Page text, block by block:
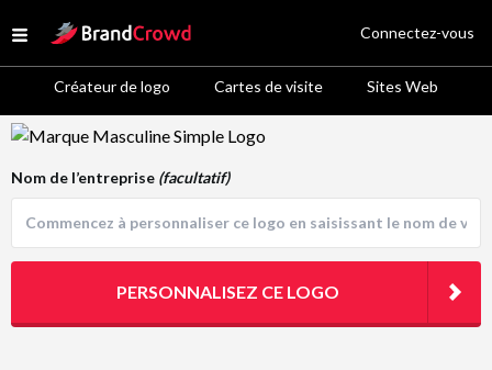
Open menu
Site Logo
Créateur de logo Cartes de visite Sites Web
Connectez-vous
Logo Template Preview
Nom de l’entreprise (facultatif)
PERSONNALISEZ CE LOGO